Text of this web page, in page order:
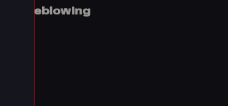
Whistleblowing